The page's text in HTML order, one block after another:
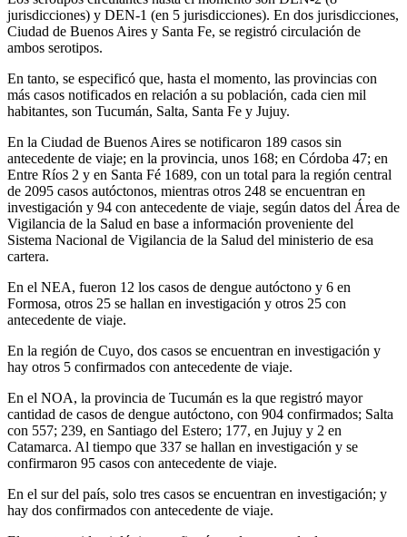
jurisdicciones) y DEN-1 (en 5 jurisdicciones). En dos jurisdicciones,
Ciudad de Buenos Aires y Santa Fe, se registró circulación de
ambos serotipos.
En tanto, se especificó que, hasta el momento, las provincias con
más casos notificados en relación a su población, cada cien mil
habitantes, son Tucumán, Salta, Santa Fe y Jujuy.
En la Ciudad de Buenos Aires se notificaron 189 casos sin
antecedente de viaje; en la provincia, unos 168; en Córdoba 47; en
Entre Ríos 2 y en Santa Fé 1689, con un total para la región central
de 2095 casos autóctonos, mientras otros 248 se encuentran en
investigación y 94 con antecedente de viaje, según datos del Área de
Vigilancia de la Salud en base a información proveniente del
Sistema Nacional de Vigilancia de la Salud del ministerio de esa
cartera.
En el NEA, fueron 12 los casos de dengue autóctono y 6 en
Formosa, otros 25 se hallan en investigación y otros 25 con
antecedente de viaje.
En la región de Cuyo, dos casos se encuentran en investigación y
hay otros 5 confirmados con antecedente de viaje.
En el NOA, la provincia de Tucumán es la que registró mayor
cantidad de casos de dengue autóctono, con 904 confirmados; Salta
con 557; 239, en Santiago del Estero; 177, en Jujuy y 2 en
Catamarca. Al tiempo que 337 se hallan en investigación y se
confirmaron 95 casos con antecedente de viaje.
En el sur del país, solo tres casos se encuentran en investigación; y
hay dos confirmados con antecedente de viaje.